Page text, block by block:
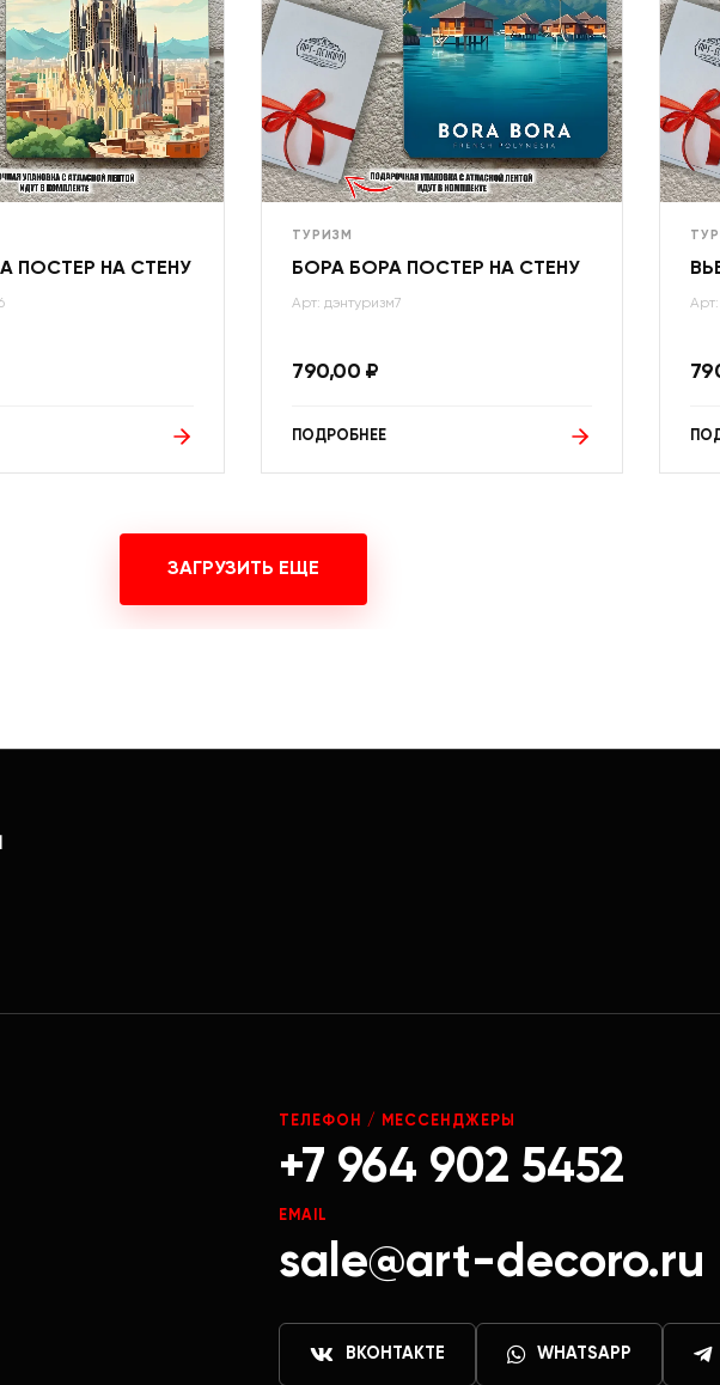
ПОСТЕР НА СТЕНУ
ТУРИЗМ
БОРА БОРА ПОСТЕР НА СТЕНУ
Арт: дэнтуризм7
790,00 ₽
ПОДРОБНЕЕ
Арт:
ЗАГРУЗИТЬ ЕЩЕ
ТЕЛЕФОН / МЕССЕНДЖЕРЫ
+7 964 902 5452
EMAIL
sale@art-decoro.ru
ВКОНТАКТЕ WHATSAPP